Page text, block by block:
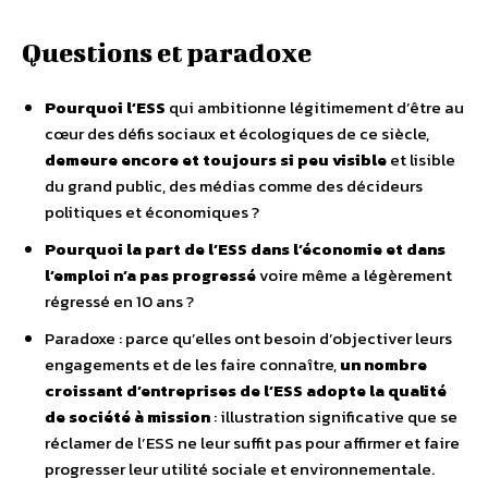
Questions et paradoxe
Pourquoi l’ESS qui ambitionne légitimement d’être au
cœur des défis sociaux et écologiques de ce siècle,
demeure encore et toujours si peu visibleet lisible
du grand public, des médias comme des décideurs
politiques et économiques ?
Pourquoi la part de l’ESS dans l’économie et dans
l’emploi n’a pas progressévoire même a légèrement
régressé en 10 ans ?
Paradoxe : parce qu’elles ont besoin d’objectiver leurs
engagements et de les faire connaître,un nombre
croissant d’entreprises de l’ESS adopte la qualité
de société à mission: illustration significative que se
réclamer de l’ESS ne leur suffit pas pour affirmer et faire
progresser leur utilité sociale et environnementale.